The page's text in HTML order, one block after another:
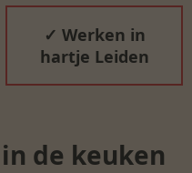
✓ Werken in
hartje Leiden
de keuken